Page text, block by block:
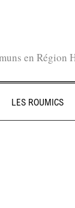
en Région
LES ROUMICS